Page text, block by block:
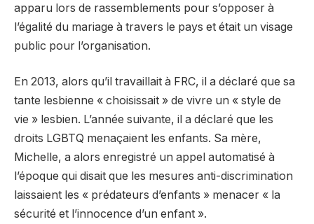
apparu lors de rassemblements pour s’opposer à
l’égalité du mariage à travers le pays et était un visage
public pour l’organisation.
En 2013, alors qu’il travaillait à FRC, il a déclaré que sa
tante lesbienne « choisissait » de vivre un « style de
vie » lesbien. L’année suivante, il a déclaré que les
droits LGBTQ menaçaient les enfants. Sa mère,
Michelle, a alors enregistré un appel automatisé à
l’époque qui disait que les mesures anti-discrimination
laissaient les « prédateurs d’enfants » menacer « la
sécurité et l’innocence d’un enfant ».